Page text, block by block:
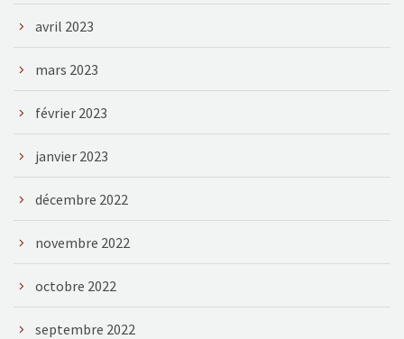
avril 2023
mars 2023
février 2023
janvier 2023
décembre 2022
novembre 2022
octobre 2022
septembre 2022